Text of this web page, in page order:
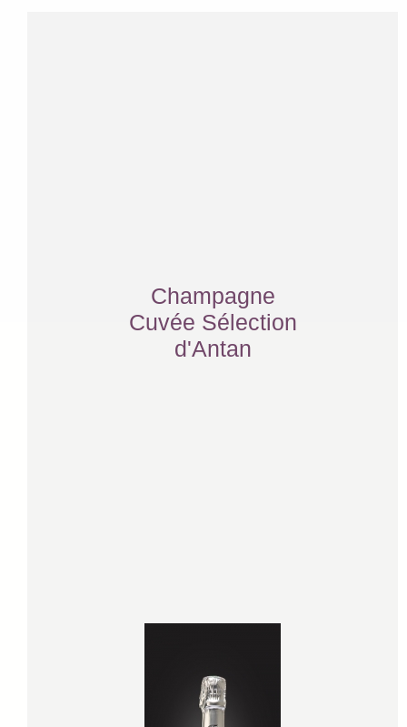
Champagne
Cuvée Sélection
d'Antan